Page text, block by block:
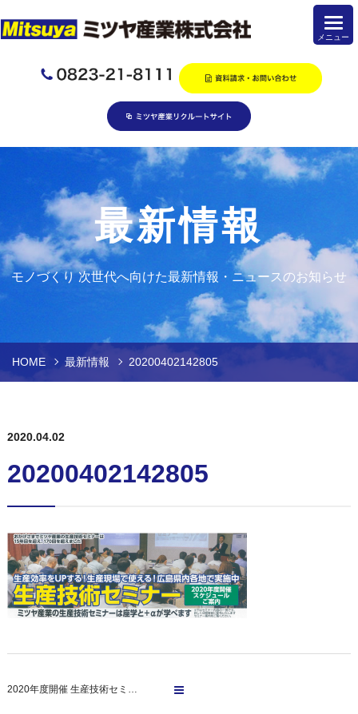
最新情報
モノづくり 次世代へ向けた最新情報・ニュースのお知らせ
HOME 最新情報 20200402142805
2020.04.02
20200402142805
2020年度開催 生産技術セミ…